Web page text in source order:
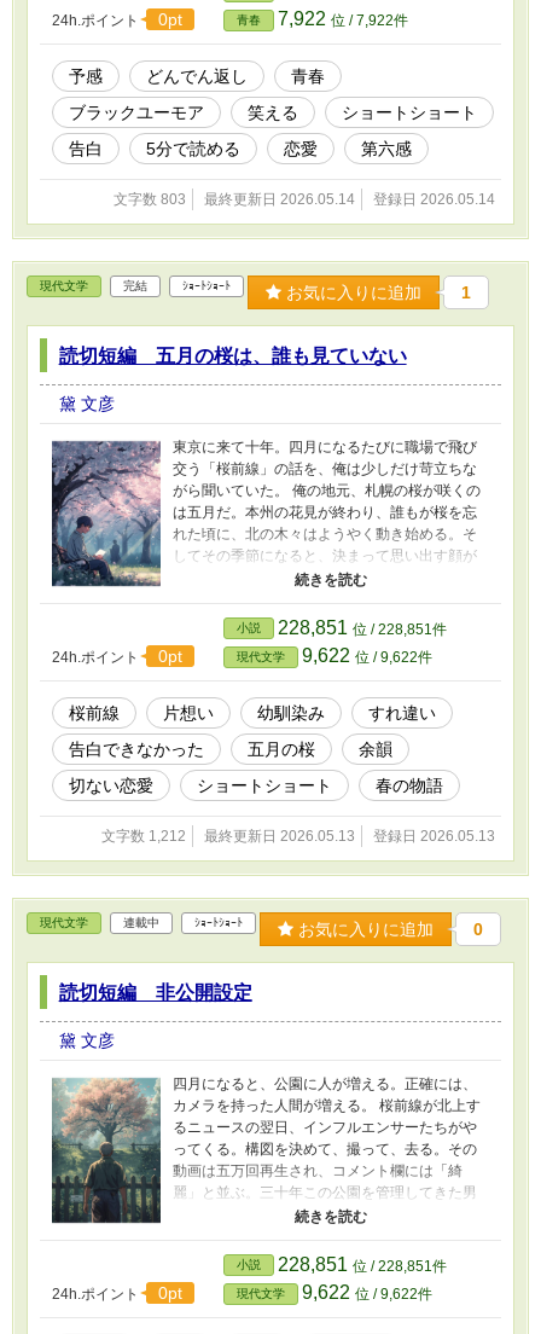
24h.ポイント 0pt 青春 7,922 位 / 7,922件
予感 どんでん返し
青春
ブラックユーモア
笑える
ショートショート
告白
5分で読める 恋愛 第六感
文字数 803 最終更新日 2026.05.14 登録日 2026.05.14
現代文学 完結 ｼｮｰﾄｼｮｰﾄ お気に入りに追加 1
読切短編 五月の桜は、誰も見ていない
黛 文彦
東京に来て十年。四月になるたびに職場で飛び
交う「桜前線」の話を、俺は少しだけ苛立ちな
がら聞いていた。 俺の地元、札幌の桜が咲くの
は五月だ。本州の花見が終わり、誰もが桜を忘
れた頃に、北の木々はようやく動き始める。そ
してその季節になると、決まって思い出す顔が
あった。 幼馴染みの麻衣。彼女の誕生日は五月
三日で、毎年その頃に桜が満開になった。 今
年、初めて五月に帰った。理由はうまく説明で
きない。ただ気づいたら、航空券を調べてい
た。 待ち合わせの公園で、俺は手紙を書いた。
書き出しだけ、すぐに決まった。 「本州では誰
も桜の話をしなくなった頃に、あなたのことを
思い出していた」 彼女は来た。そして俺は、手
紙を渡さなかった。
24h.ポイント 0pt
小説 228,851 位 / 228,851件
現代文学 9,622 位 / 9,622件
桜前線 片想い 幼馴染み
すれ違い
告白できなかった
五月の桜
余韻
切ない恋愛
ショートショート 春の物語
文字数 1,212 最終更新日 2026.05.13 登録日 2026.05.13
現代文学 連載中 ｼｮｰﾄｼｮｰﾄ お気に入りに追加 0
読切短編 非公開設定
黛 文彦
四月になると、公園に人が増える。正確には、
カメラを持った人間が増える。 桜前線が北上す
るニュースの翌日、インフルエンサーたちがや
ってくる。構図を決めて、撮って、去る。その
動画は五万回再生され、コメント欄には「綺
麗」と並ぶ。三十年この公園を管理してきた男
には、その「綺麗」が、どこか遠い言葉に聞こ
えた。 公園の奥の斜面に、樹齢百年の山桜があ
る。写真映えはしない。誰も足を止めない。 今
年の三月、管理人は入り口に柵を立てた。看板
には「整備中」と書いた。 染井吉野が散り、桜
前線のニュースが止み、インフルエンサーたち
24h.ポイント 0pt
小説 228,851 位 / 228,851件
現代文学 9,622 位 / 9,622件